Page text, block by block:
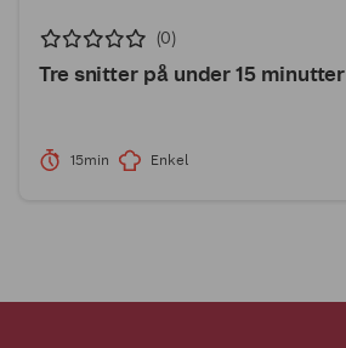
(0)
Tre snitter på under 15 minutter
15min Enkel